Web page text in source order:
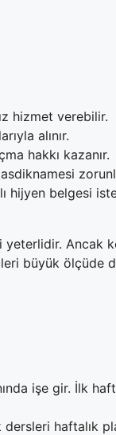
hizmet verebilir.
alınır.
hakkı kazanır.
hijyen belgesi
Ancak
büyük ölçüde
işe gir. İlk
haftalık